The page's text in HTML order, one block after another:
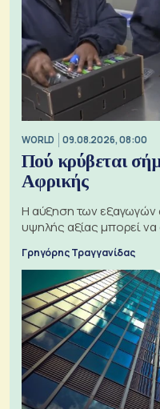
WORLD 09.08.2026, 08:00
Πού κρύβεται
Αφρικής
Η αύξηση των εξαγωγών
υψηλής αξίας μπορεί να
Γρηγόρης Τραγγανίδας